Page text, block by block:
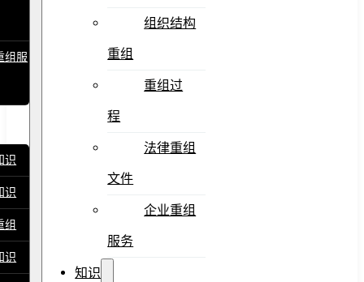
组服
识
识
组
识
组织结构
重组
重组过
程
法律重组
文件
企业重组
服务
知识